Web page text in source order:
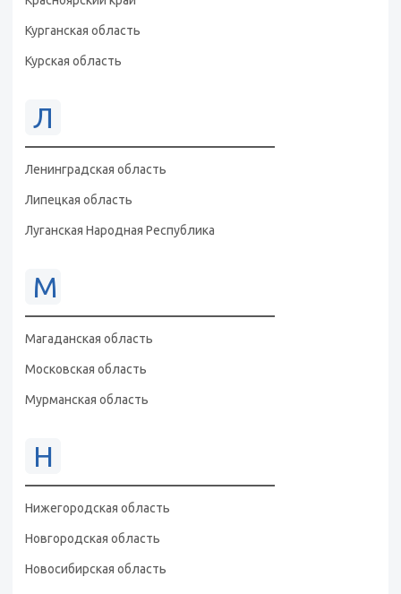
Курганская область
Курская область
Л
Ленинградская область
Липецкая область
Луганская Народная Республика
М
Магаданская область
Московская область
Мурманская область
Н
Нижегородская область
Новгородская область
Новосибирская область